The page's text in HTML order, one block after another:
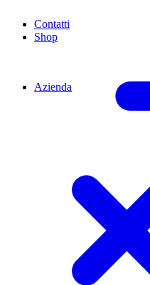
Contatti
Shop
Azienda